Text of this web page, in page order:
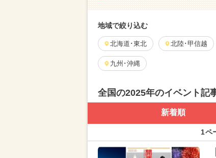
地域で絞り込む
北海道･東北 北陸･甲信越
九州･沖縄
全国の2025年のイベント記
新着順
1ペ